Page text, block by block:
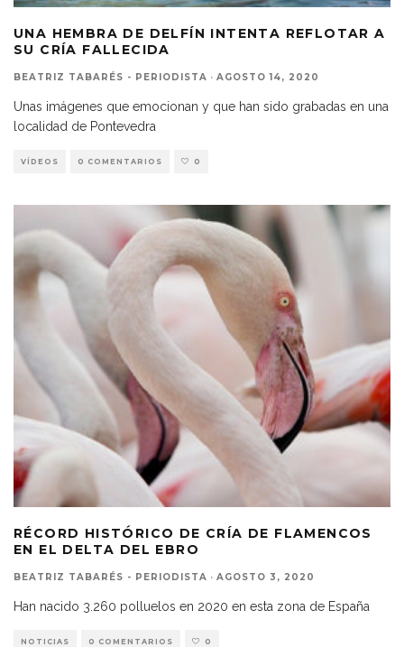
UNA HEMBRA DE DELFÍN INTENTA REFLOTAR A
SU CRÍA FALLECIDA
BEATRIZ TABARÉS - PERIODISTA · AGOSTO 14, 2020
Unas imágenes que emocionan y que han sido grabadas en una
localidad de Pontevedra
VÍDEOS 0 COMENTARIOS 0
RÉCORD HISTÓRICO DE CRÍA DE FLAMENCOS
EN EL DELTA DEL EBRO
BEATRIZ TABARÉS - PERIODISTA · AGOSTO 3, 2020
Han nacido 3.260 polluelos en 2020 en esta zona de España
NOTICIAS 0 COMENTARIOS 0